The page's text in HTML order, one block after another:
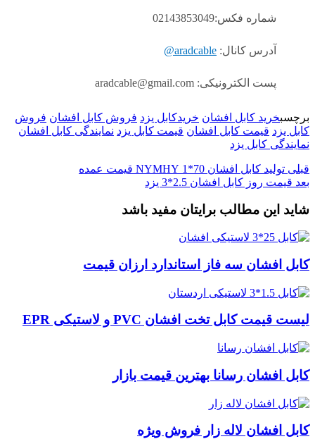
شماره فکس:02143853049
آدرس کانال: aradcable@
پست الکترونیکی: aradcable@gmail.com
برچسبخرید کابل افشان خریدکابل یزد فروش کابل افشان فروش
کابل یزد قیمت کابل افشان قیمت کابل یزد نمایندگی کابل افشان
نمایندگی کابل یزد
قبلی تولید کابل افشان 70*1 NYMHY قیمت عمده
بعد قیمت روز کابل افشان 2.5*3 یزد
شاید این مطالب برایتان مفید باشد
کابل افشان سه فاز استاندارد ارزان قیمت
لیست قیمت کابل تخت افشان PVC و لاستیکی EPR
کابل افشان رسانا بهترین قیمت بازار
کابل افشان لاله زار فروش ویژه